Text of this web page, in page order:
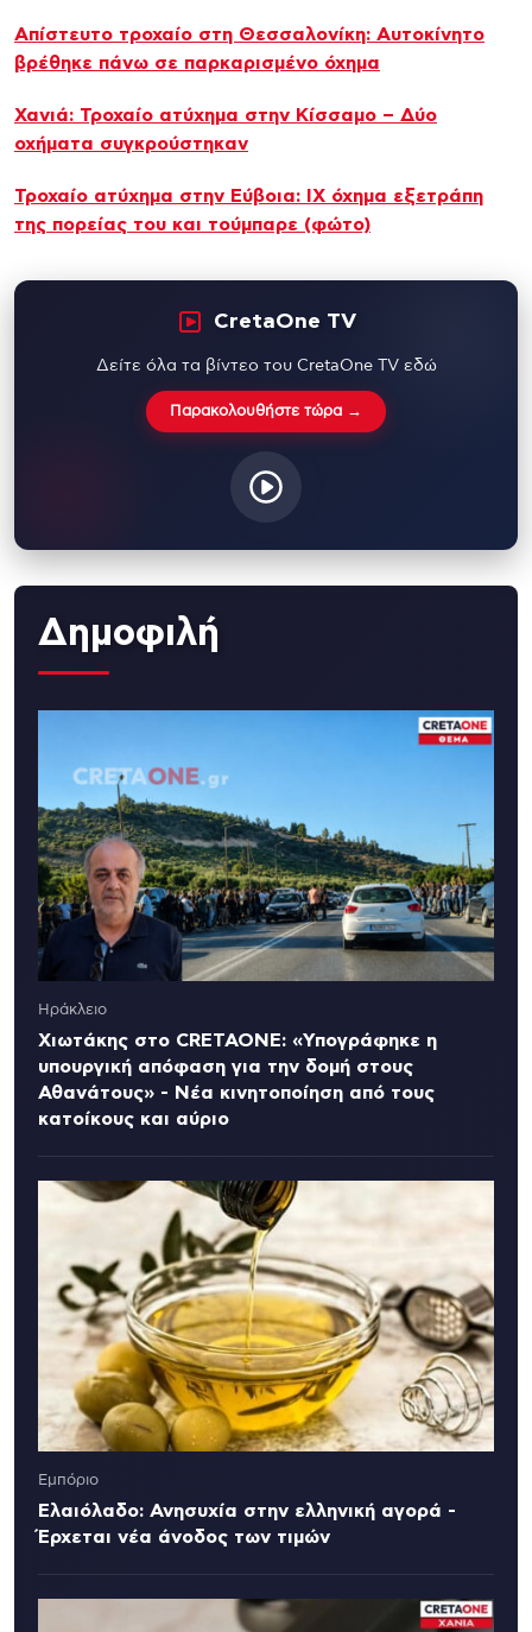
Απίστευτο τροχαίο στη Θεσσαλονίκη: Αυτοκίνητο
βρέθηκε πάνω σε παρκαρισμένο όχημα
Χανιά: Τροχαίο ατύχημα στην Κίσσαμο – Δύο
οχήματα συγκρούστηκαν
Τροχαίο ατύχημα στην Εύβοια: ΙΧ όχημα εξετράπη
της πορείας του και τούμπαρε (φώτο)
CretaOne TV
Δείτε όλα τα βίντεο του CretaOne TV εδώ
Παρακολουθήστε τώρα →
Δημοφιλή
Ηράκλειο
Χιωτάκης στο CRETAONE: «Υπογράφηκε η
υπουργική απόφαση για την δομή στους
Αθανάτους» - Νέα κινητοποίηση από τους
κατοίκους και αύριο
Εμπόριο
Ελαιόλαδο: Ανησυχία στην ελληνική αγορά -
Έρχεται νέα άνοδος των τιμών